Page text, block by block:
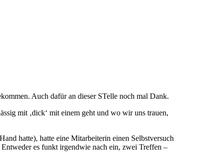
Auch dafür an dieser STelle noch mal Dank.
mit ‚dick‘ mit einem geht und wo wir uns trauen,
hatte), hatte eine Mitarbeiterin einen Selbstversuch
es funkt irgendwie nach ein, zwei Treffen –